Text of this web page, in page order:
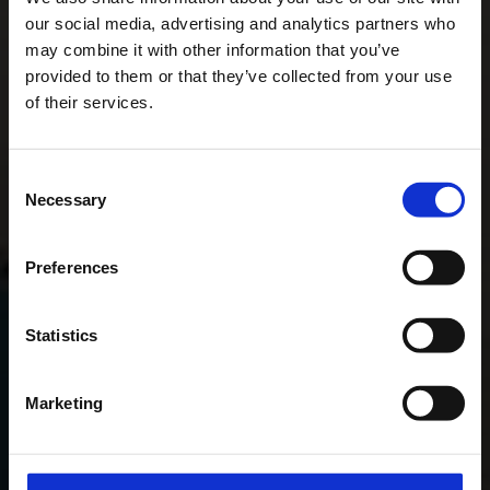
our social media, advertising and analytics partners who
may combine it with other information that you’ve
provided to them or that they’ve collected from your use
of their services.
Selection
Necessary
Preferences
Statistics
Marketing